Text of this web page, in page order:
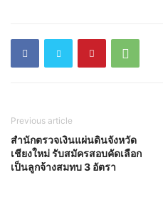
Previous article
สำนักตรวจเงินแผ่นดินจังหวัด
เชียงใหม่ รับสมัครสอบคัดเลือก
เป็นลูกจ้างสมทบ 3 อัตรา